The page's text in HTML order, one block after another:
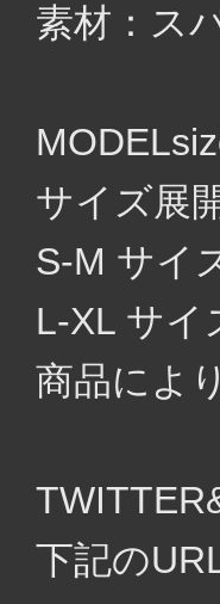
素材：ス
サイズ展
S-M サイ
L-XL サイ
商品によ
下記の